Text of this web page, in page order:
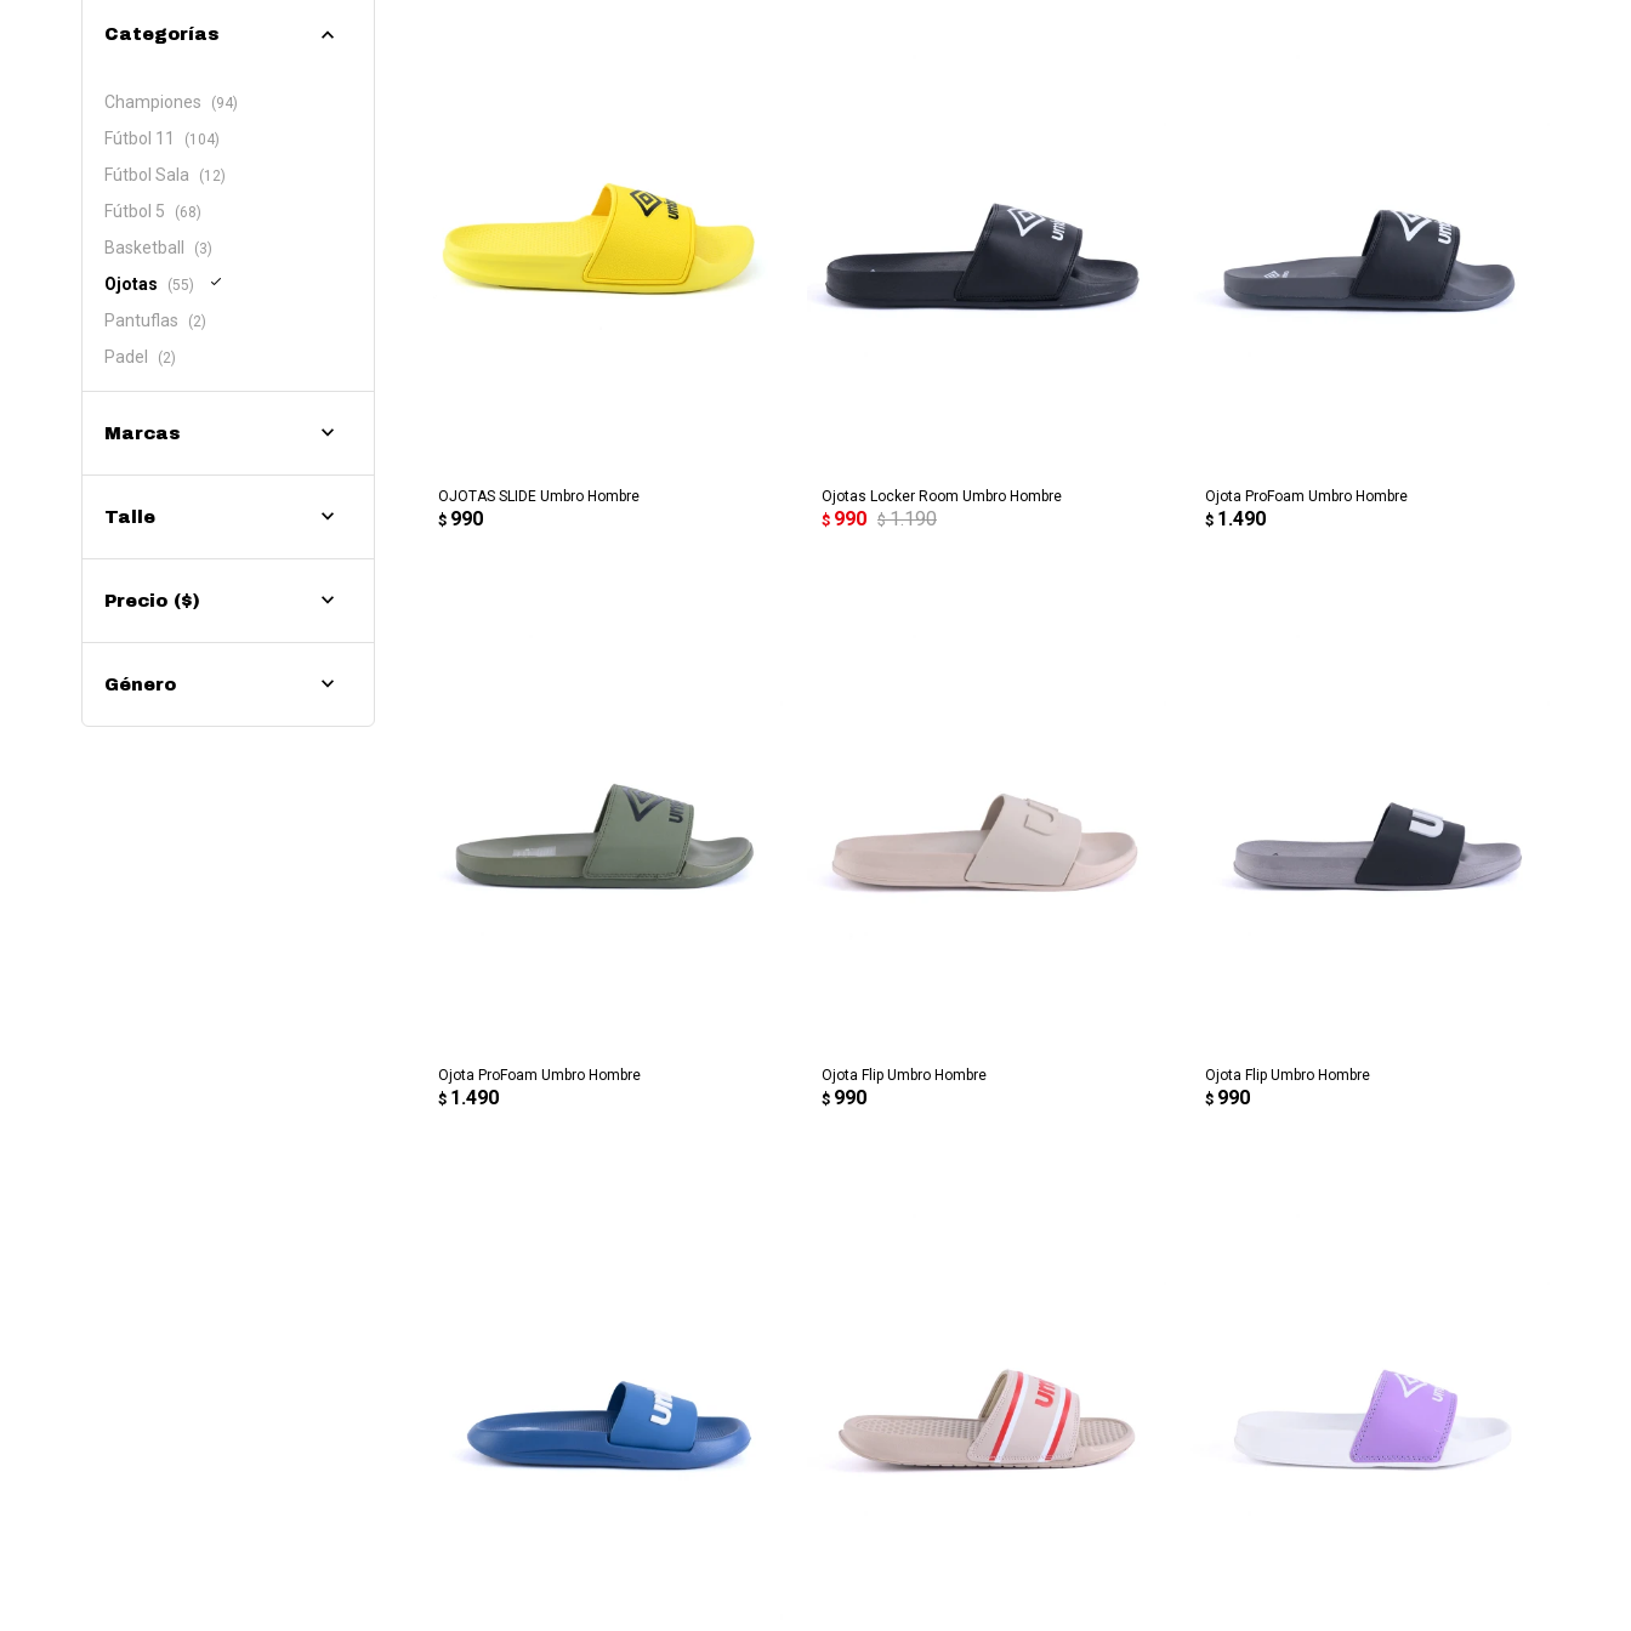
OJOTAS SLIDE Umbro Hombre
$ 990
Ojotas Locker Room Umbro Hombre
$ 990 $ 1.190
Ojota ProFoam Umbro Hombre
$ 1.490
Ojota ProFoam Umbro Hombre
$ 1.490
Ojota Flip Umbro Hombre
$ 990
Ojota Flip Umbro Hombre
$ 990
Categorías
Championes (94)
Fútbol 11 (104)
Fútbol Sala (12)
Fútbol 5 (68)
Basketball (3)
Ojotas (55)
Pantuflas (2)
Padel (2)
Marcas
Talle
Precio ($)
Género